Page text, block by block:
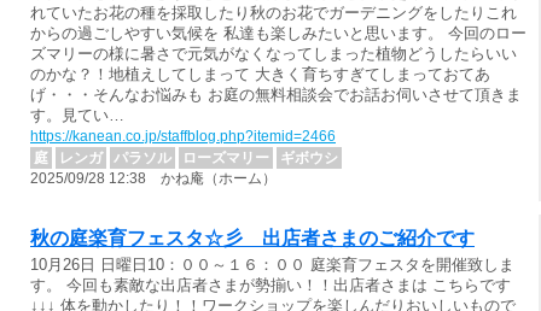
れていたお花の種を採取したり秋のお花でガーデニングをしたりこれ
からの過ごしやすい気候を 私達も楽しみたいと思います。 今回のロー
ズマリーの様に暑さで元気がなくなってしまった植物どうしたらいい
のかな？！地植えしてしまって 大きく育ちすぎてしまっておてあ
げ・・・そんなお悩みも お庭の無料相談会でお話お伺いさせて頂きま
す。見てい…
https://kanean.co.jp/staffblog.php?itemid=2466
庭
レンガ パラソル ローズマリー
ギボウシ
2025/09/28 12:38 かね庵（ホーム）
秋の庭楽育フェスタ☆彡 出店者さまのご紹介です
10月26日 日曜日10：００～１６：００ 庭楽育フェスタを開催致しま
す。 今回も素敵な出店者さまが勢揃い！！出店者さまは こちらです
↓↓↓ 体を動かしたり！！ワークショップを楽しんだりおいしいもので